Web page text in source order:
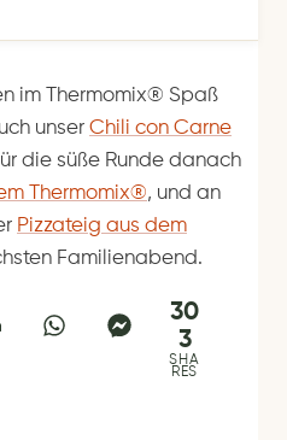
im Thermomix® Spaß
unser Chili con Carne
die süße Runde danach
Thermomix®, und an
Pizzateig aus dem
Familienabend.
30
3
SHA
RES